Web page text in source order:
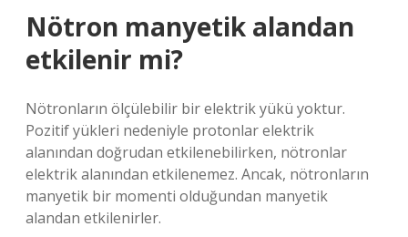
Nötron manyetik alandan
etkilenir mi?
Nötronların ölçülebilir bir elektrik yükü yoktur.
Pozitif yükleri nedeniyle protonlar elektrik
alanından doğrudan etkilenebilirken, nötronlar
elektrik alanından etkilenemez. Ancak, nötronların
manyetik bir momenti olduğundan manyetik
alandan etkilenirler.